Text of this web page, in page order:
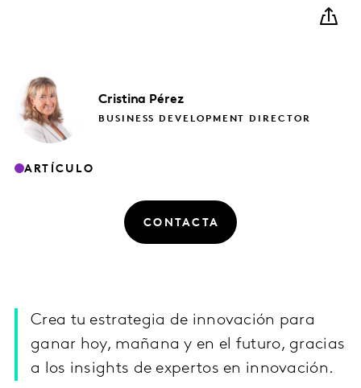
Cristina Pérez
BUSINESS DEVELOPMENT DIRECTOR
ARTÍCULO
CONTACTA
Crea tu estrategia de innovación para
ganar hoy, mañana y en el futuro, gracias
a los insights de expertos en innovación.